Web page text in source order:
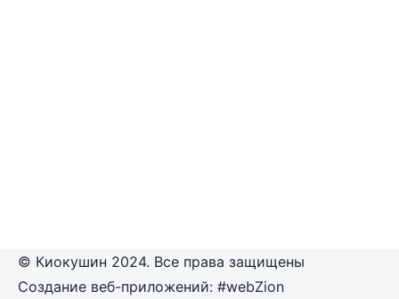
© Киокушин 2024. Все права защищены
Создание веб-приложений: #webZion